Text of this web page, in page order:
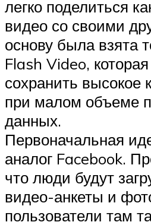
легко поделиться
видео со своими
основу была взята
Flash Video,
сохранить высокое
при малом объеме
данных.
Первоначальная
аналог Facebook.
что люди будут
видео-анкеты и
пользователи там